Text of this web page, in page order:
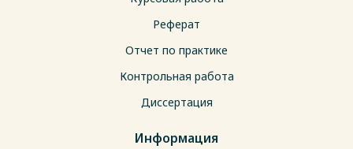
Реферат
Отчет по практике
Контрольная работа
Диссертация
Информация